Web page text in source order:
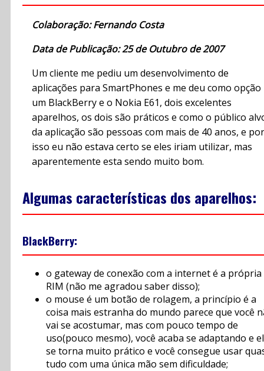
Colaboração: Fernando Costa
Data de Publicação: 25 de Outubro de 2007
Um cliente me pediu um desenvolvimento de
aplicações para SmartPhones e me deu como opção
um BlackBerry e o Nokia E61, dois excelentes
aparelhos, os dois são práticos e como o público
da aplicação são pessoas com mais de 40 anos, e por
isso eu não estava certo se eles iriam utilizar, mas
aparentemente esta sendo muito bom.
Algumas características dos aparelhos:
BlackBerry:
o gateway de conexão com a internet é a própria
RIM (não me agradou saber disso);
o mouse é um botão de rolagem, a princípio é a
coisa mais estranha do mundo parece que você
vai se acostumar, mas com pouco tempo de
uso(pouco mesmo), você acaba se adaptando e
se torna muito prático e você consegue usar
tudo com uma única mão sem dificuldade;